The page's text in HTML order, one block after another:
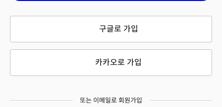
구글로 가입
카카오로 가입
또는 이메일로 회원가입